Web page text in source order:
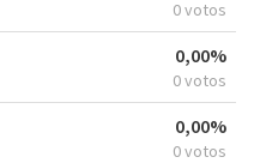
0 votos
0,00%
0 votos
0,00%
0 votos